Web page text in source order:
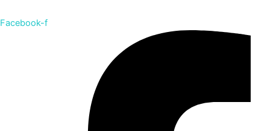
Facebook-f